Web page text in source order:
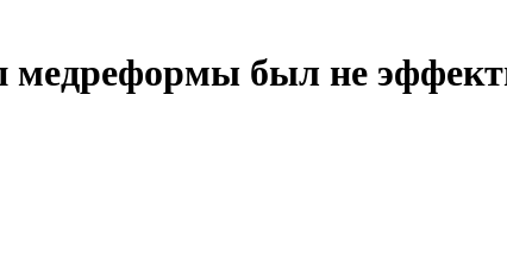
медреформы был не